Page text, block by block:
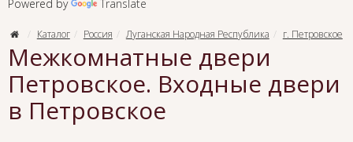
Powered by Translate
Каталог Россия Луганская Народная Республика г. Петровское
Межкомнатные двери
Петровское. Входные двери
в Петровское